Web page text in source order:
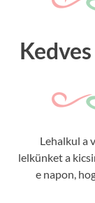
Lehalkul a
lelkünket a
e napon,